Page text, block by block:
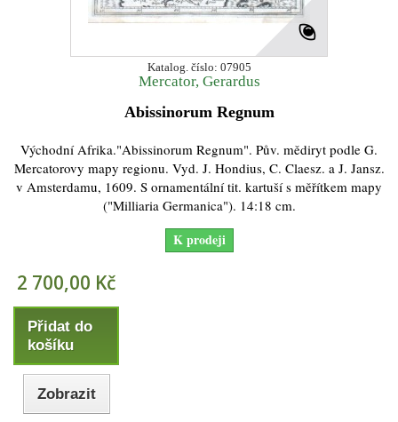
Katalog. číslo: 07905
Mercator, Gerardus
Abissinorum Regnum
Východní Afrika."Abissinorum Regnum". Pův. mědiryt podle G.
Mercatorovy mapy regionu. Vyd. J. Hondius, C. Claesz. a J. Jansz.
v Amsterdamu, 1609. S ornamentální tit. kartuší s měřítkem mapy
("Milliaria Germanica"). 14:18 cm.
K prodeji
2 700,00 Kč
Přidat do
košíku
Zobrazit